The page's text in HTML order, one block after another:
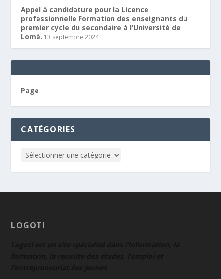
Appel à candidature pour la Licence
professionnelle Formation des enseignants du
premier cycle du secondaire à l’Université de
Lomé. 13 septembre 2024
Page
CATÉGORIES
LOGOTI